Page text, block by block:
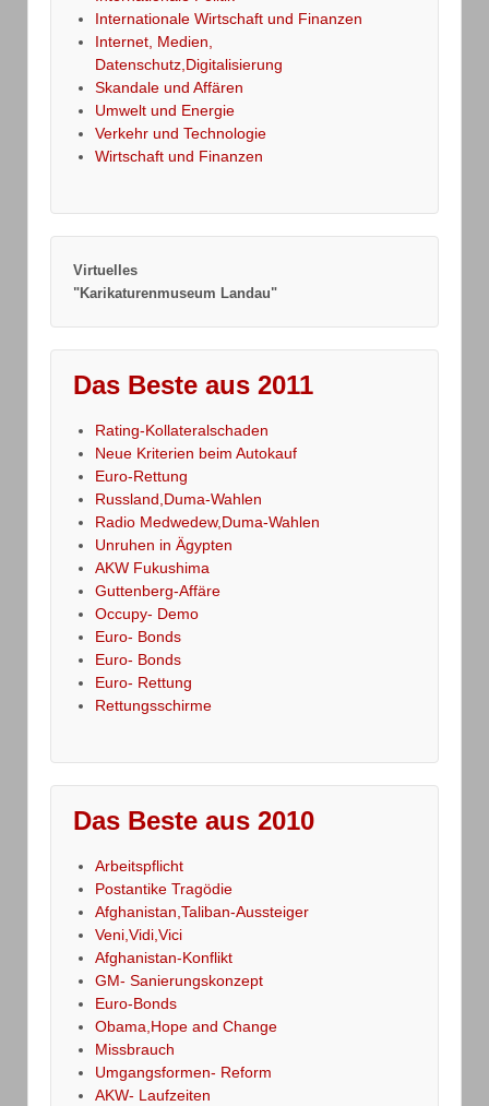
Internationale Wirtschaft und Finanzen
Internet, Medien,
Datenschutz,Digitalisierung
Skandale und Affären
Umwelt und Energie
Verkehr und Technologie
Wirtschaft und Finanzen
Virtuelles
"Karikaturenmuseum Landau"
Das Beste aus 2011
Rating-Kollateralschaden
Neue Kriterien beim Autokauf
Euro-Rettung
Russland,Duma-Wahlen
Radio Medwedew,Duma-Wahlen
Unruhen in Ägypten
AKW Fukushima
Guttenberg-Affäre
Occupy- Demo
Euro- Bonds
Euro- Bonds
Euro- Rettung
Rettungsschirme
Das Beste aus 2010
Arbeitspflicht
Postantike Tragödie
Afghanistan,Taliban-Aussteiger
Veni,Vidi,Vici
Afghanistan-Konflikt
GM- Sanierungskonzept
Euro-Bonds
Obama,Hope and Change
Missbrauch
Umgangsformen- Reform
AKW- Laufzeiten